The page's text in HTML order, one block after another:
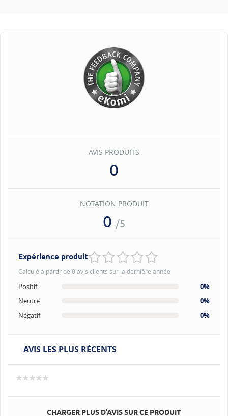
AVIS PRODUITS
0
NOTATION PRODUIT
0 /5
Expérience produit
Calculé à partir de 0 avis clients sur la dernière année
Positif
0%
Neutre
0%
Négatif
0%
AVIS LES PLUS RÉCENTS
CHARGER PLUS D'AVIS SUR CE PRODUIT